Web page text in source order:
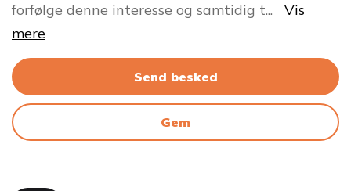
forfølge denne interesse og samtidig t...
Vis
mere
Send besked
Gem